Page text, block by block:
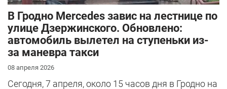
В Гродно Mercedes завис на лестнице по
улице Дзержинского. Обновлено:
автомобиль вылетел на ступеньки из-
за маневра такси
08 апреля 2026
Сегодня, 7 апреля, около 15 часов дня в Гродно на